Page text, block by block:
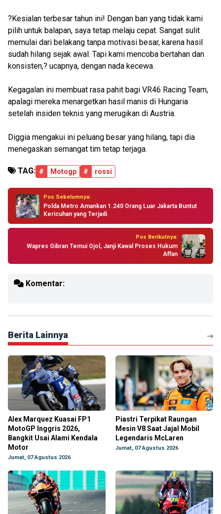
?Kesialan terbesar tahun ini! Dengan ban yang tidak kami
pilih untuk balapan, saya tetap melaju cepat. Sangat sulit
memulai dari belakang tanpa motivasi besar, karena hasil
sudah hilang sejak awal. Tapi kami mencoba bertahan dan
konsisten,? ucapnya, dengan nada kecewa.
Kegagalan ini membuat rasa pahit bagi VR46 Racing Team,
apalagi mereka menargetkan hasil manis di Hungaria
setelah insiden teknis yang merugikan di Austria.
Diggia mengakui ini peluang besar yang hilang, tapi dia
menegaskan semangat tim tetap terjaga.
TAG: # Motogp # rossi
Pos Sebelumnya:
Polda Metro Amankan 1.240 Orang Luar Jakarta Buntut
Kericuhan yang Terjadi
Pos Berikutnya:
Wapres Gibran Temui Ojol, Janji Kawal Proses Hukum
Affan
Komentar:
Berita Lainnya
Alex Marquez Kuasai FP1
MotoGP Inggris 2026,
Bangkit Usai Alami Kendala
Motor
Jumat, 07 Agustus 2026
Piastri Terpikat Raungan
Mesin V8 Saat Jajal Mobil
Legendaris McLaren
Jumat, 07 Agustus 2026